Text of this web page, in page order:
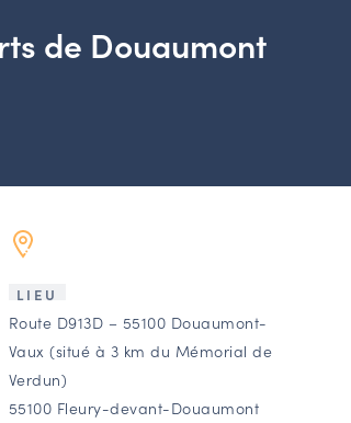
de Douaumont
LIEU
Route D913D – 55100 Douaumont-
Vaux (situé à 3 km du Mémorial de
Verdun)
55100 Fleury-devant-Douaumont